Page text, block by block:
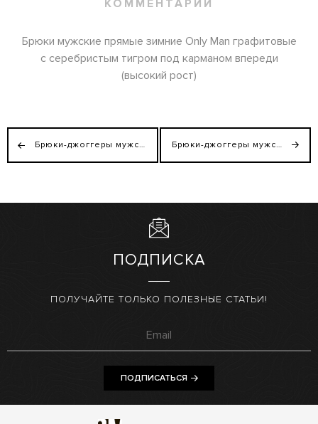
КОММЕНТАРИИ
Брюки мужские прямые зимние Only Man графитовые
с серебристым тигром под карманом впереди
(высокий рост)
Брюки-джоггеры мужские зимние Only Man арктик с большой темно-серой вышивкой внизу (низкий рост) Брюки-джоггеры мужские арктик зимние (высокий рост) Only Man
ПОДПИСКА
ПОЛУЧАЙТЕ ТОЛЬКО ПОЛЕЗНЫЕ СТАТЬИ!
ПОДПИСАТЬСЯ